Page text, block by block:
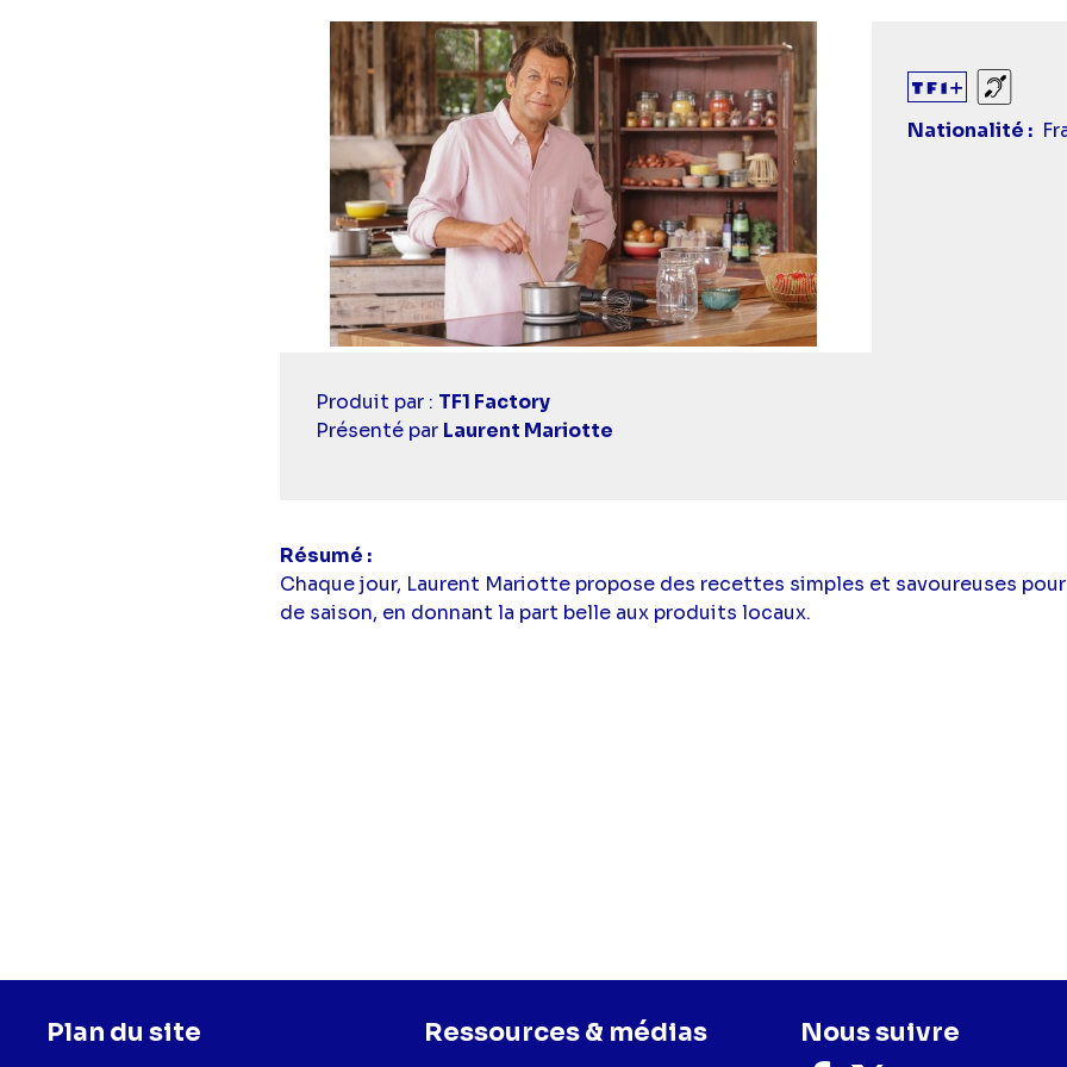
Sourds
Nationalité
Casting
simba
Produit par : TF1 Factory
Présenté par Laurent Mariotte
Résumé
Chaque jour, Laurent Mariotte propose des recettes simples et savoureuses
de saison, en donnant la part belle aux produits locaux.
Plan du site Ressources & médias Nous suivre